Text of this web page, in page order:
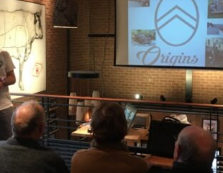
Les pièces
L’assurance
Liens
Les salons
La traction
La Traction des
membres
Bibliographie
Présentation 7